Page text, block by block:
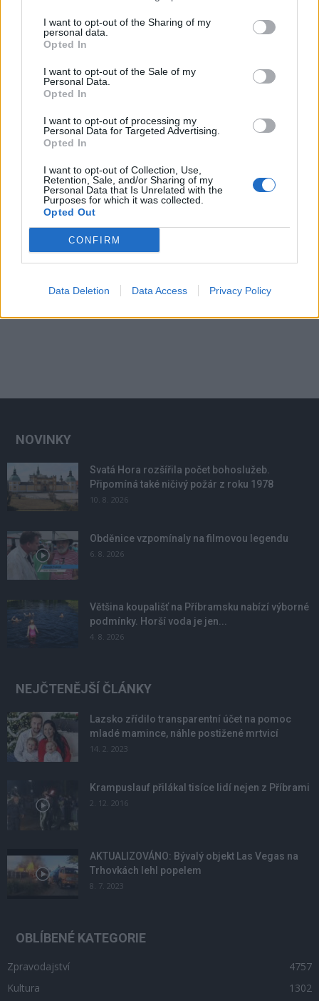
I want to opt-out of the Sharing of my
personal data.
Opted In
I want to opt-out of the Sale of my
Personal Data.
Opted In
I want to opt-out of processing my
Personal Data for Targeted Advertising.
Opted In
I want to opt-out of Collection, Use,
Retention, Sale, and/or Sharing of my
Personal Data that Is Unrelated with the
Purposes for which it was collected.
Opted Out
CONFIRM
Data Deletion Data Access Privacy Policy
Zpravodajství
Většina koupališť na Příbramsku nabízí
výborné podmínky. Horší voda je jen na
Zpravodajství
Příbram modernizuje parkovací automaty.
Přibudou i tři nové poblíž Svaté Hory
NOVINKY
Svatá Hora rozšířila počet bohoslužeb.
Připomíná také ničivý požár z roku 1978
10. 8. 2026
Obděnice vzpomínaly na filmovou legendu
6. 8. 2026
Většina koupališť na Příbramsku nabízí výborné
podmínky. Horší voda je jen...
4. 8. 2026
NEJČTENĚJŠÍ ČLÁNKY
Lazsko zřídilo transparentní účet na pomoc
mladé mamince, náhle postižené mrtvicí
14. 2. 2023
Krampuslauf přilákal tisíce lidí nejen z Příbrami
2. 12. 2016
AKTUALIZOVÁNO: Bývalý objekt Las Vegas na
Trhovkách lehl popelem
8. 7. 2023
OBLÍBENÉ KATEGORIE
Zpravodajství
4757
Kultura
1302